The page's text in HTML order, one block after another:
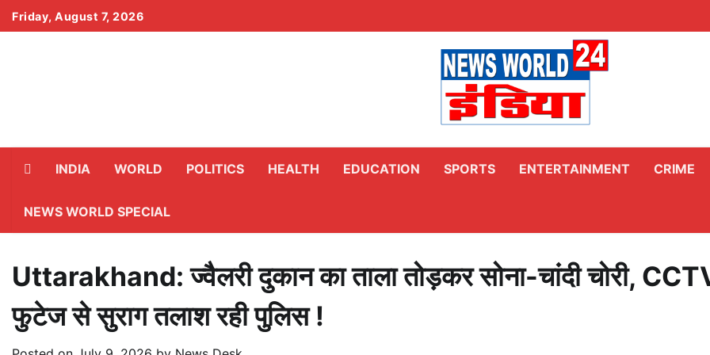
Skip
to
Friday, August 7, 2026
INDIA WORLD POLITICS HEALTH EDUCATION SPORTS ENTERTAINMENT CRIME
NEWS WORLD SPECIAL
Uttarakhand: ज्वैलरी दुकान का ताला तोड़कर सोना-चांदी चोरी,
फुटेज से सुराग तलाश रही पुलिस !